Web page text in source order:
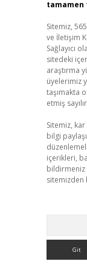
tamamen
Sitemiz,
ve İletişim
Sağlayıcı
sitedeki
araştırma
üyelerimiz
taşımakta
etmiş
Sitemiz,
bilgi
içerikleri,
bildirmeniz
sitemizden